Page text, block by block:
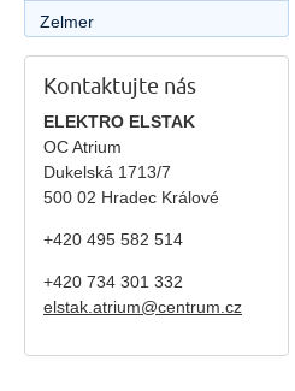
Zelmer
Kontaktujte nás
ELEKTRO ELSTAK
OC Atrium
Dukelská 1713/7
500 02 Hradec Králové
+420 495 582 514
+420 734 301 332
elstak.atrium@centrum.cz